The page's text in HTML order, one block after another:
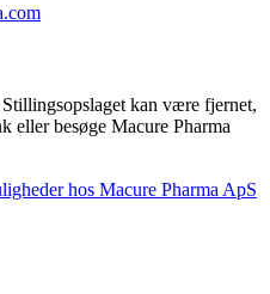
kan være fjernet,
eller besøge Macure Pharma
hos Macure Pharma ApS